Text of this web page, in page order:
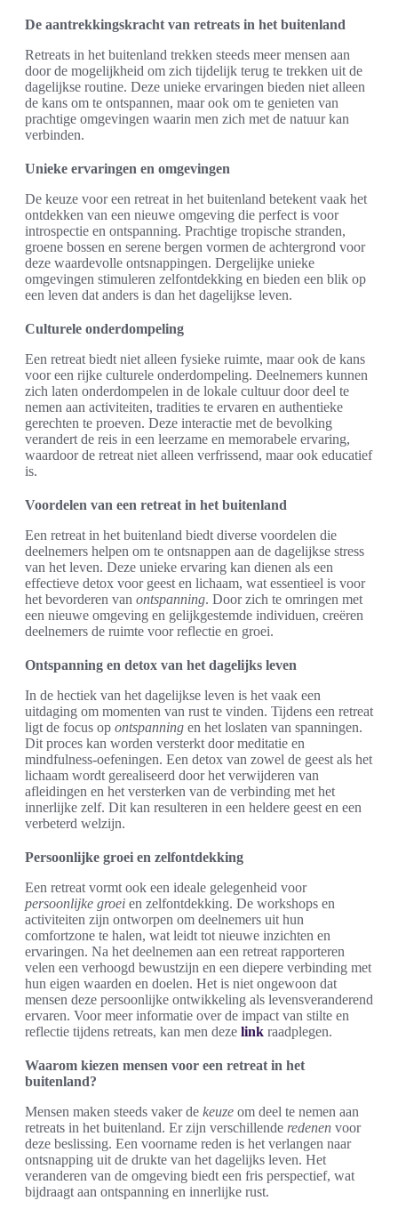
De aantrekkingskracht van retreats in het buitenland
Retreats in het buitenland trekken steeds meer mensen aan
door de mogelijkheid om zich tijdelijk terug te trekken uit de
dagelijkse routine. Deze unieke ervaringen bieden niet alleen
de kans om te ontspannen, maar ook om te genieten van
prachtige omgevingen waarin men zich met de natuur kan
verbinden.
Unieke ervaringen en omgevingen
De keuze voor een retreat in het buitenland betekent vaak het
ontdekken van een nieuwe omgeving die perfect is voor
introspectie en ontspanning. Prachtige tropische stranden,
groene bossen en serene bergen vormen de achtergrond voor
deze waardevolle ontsnappingen. Dergelijke unieke
omgevingen stimuleren zelfontdekking en bieden een blik op
een leven dat anders is dan het dagelijkse leven.
Culturele onderdompeling
Een retreat biedt niet alleen fysieke ruimte, maar ook de kans
voor een rijke culturele onderdompeling. Deelnemers kunnen
zich laten onderdompelen in de lokale cultuur door deel te
nemen aan activiteiten, tradities te ervaren en authentieke
gerechten te proeven. Deze interactie met de bevolking
verandert de reis in een leerzame en memorabele ervaring,
waardoor de retreat niet alleen verfrissend, maar ook educatief
is.
Voordelen van een retreat in het buitenland
Een retreat in het buitenland biedt diverse voordelen die
deelnemers helpen om te ontsnappen aan de dagelijkse stress
van het leven. Deze unieke ervaring kan dienen als een
effectieve detox voor geest en lichaam, wat essentieel is voor
het bevorderen van ontspanning. Door zich te omringen met
een nieuwe omgeving en gelijkgestemde individuen, creëren
deelnemers de ruimte voor reflectie en groei.
Ontspanning en detox van het dagelijks leven
In de hectiek van het dagelijkse leven is het vaak een
uitdaging om momenten van rust te vinden. Tijdens een retreat
ligt de focus op ontspanning en het loslaten van spanningen.
Dit proces kan worden versterkt door meditatie en
mindfulness-oefeningen. Een detox van zowel de geest als het
lichaam wordt gerealiseerd door het verwijderen van
afleidingen en het versterken van de verbinding met het
innerlijke zelf. Dit kan resulteren in een heldere geest en een
verbeterd welzijn.
Persoonlijke groei en zelfontdekking
Een retreat vormt ook een ideale gelegenheid voor
persoonlijke groei en zelfontdekking. De workshops en
activiteiten zijn ontworpen om deelnemers uit hun
comfortzone te halen, wat leidt tot nieuwe inzichten en
ervaringen. Na het deelnemen aan een retreat rapporteren
velen een verhoogd bewustzijn en een diepere verbinding met
hun eigen waarden en doelen. Het is niet ongewoon dat
mensen deze persoonlijke ontwikkeling als levensveranderend
ervaren. Voor meer informatie over de impact van stilte en
reflectie tijdens retreats, kan men deze link raadplegen.
Waarom kiezen mensen voor een retreat in het
buitenland?
Mensen maken steeds vaker de keuze om deel te nemen aan
retreats in het buitenland. Er zijn verschillende redenen voor
deze beslissing. Een voorname reden is het verlangen naar
ontsnapping uit de drukte van het dagelijks leven. Het
veranderen van de omgeving biedt een fris perspectief, wat
bijdraagt aan ontspanning en innerlijke rust.